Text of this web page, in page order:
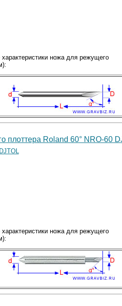
характеристики ножа для режущего
плоттера Roland 60° NRO-60
DJTOL
характеристики ножа для режущего